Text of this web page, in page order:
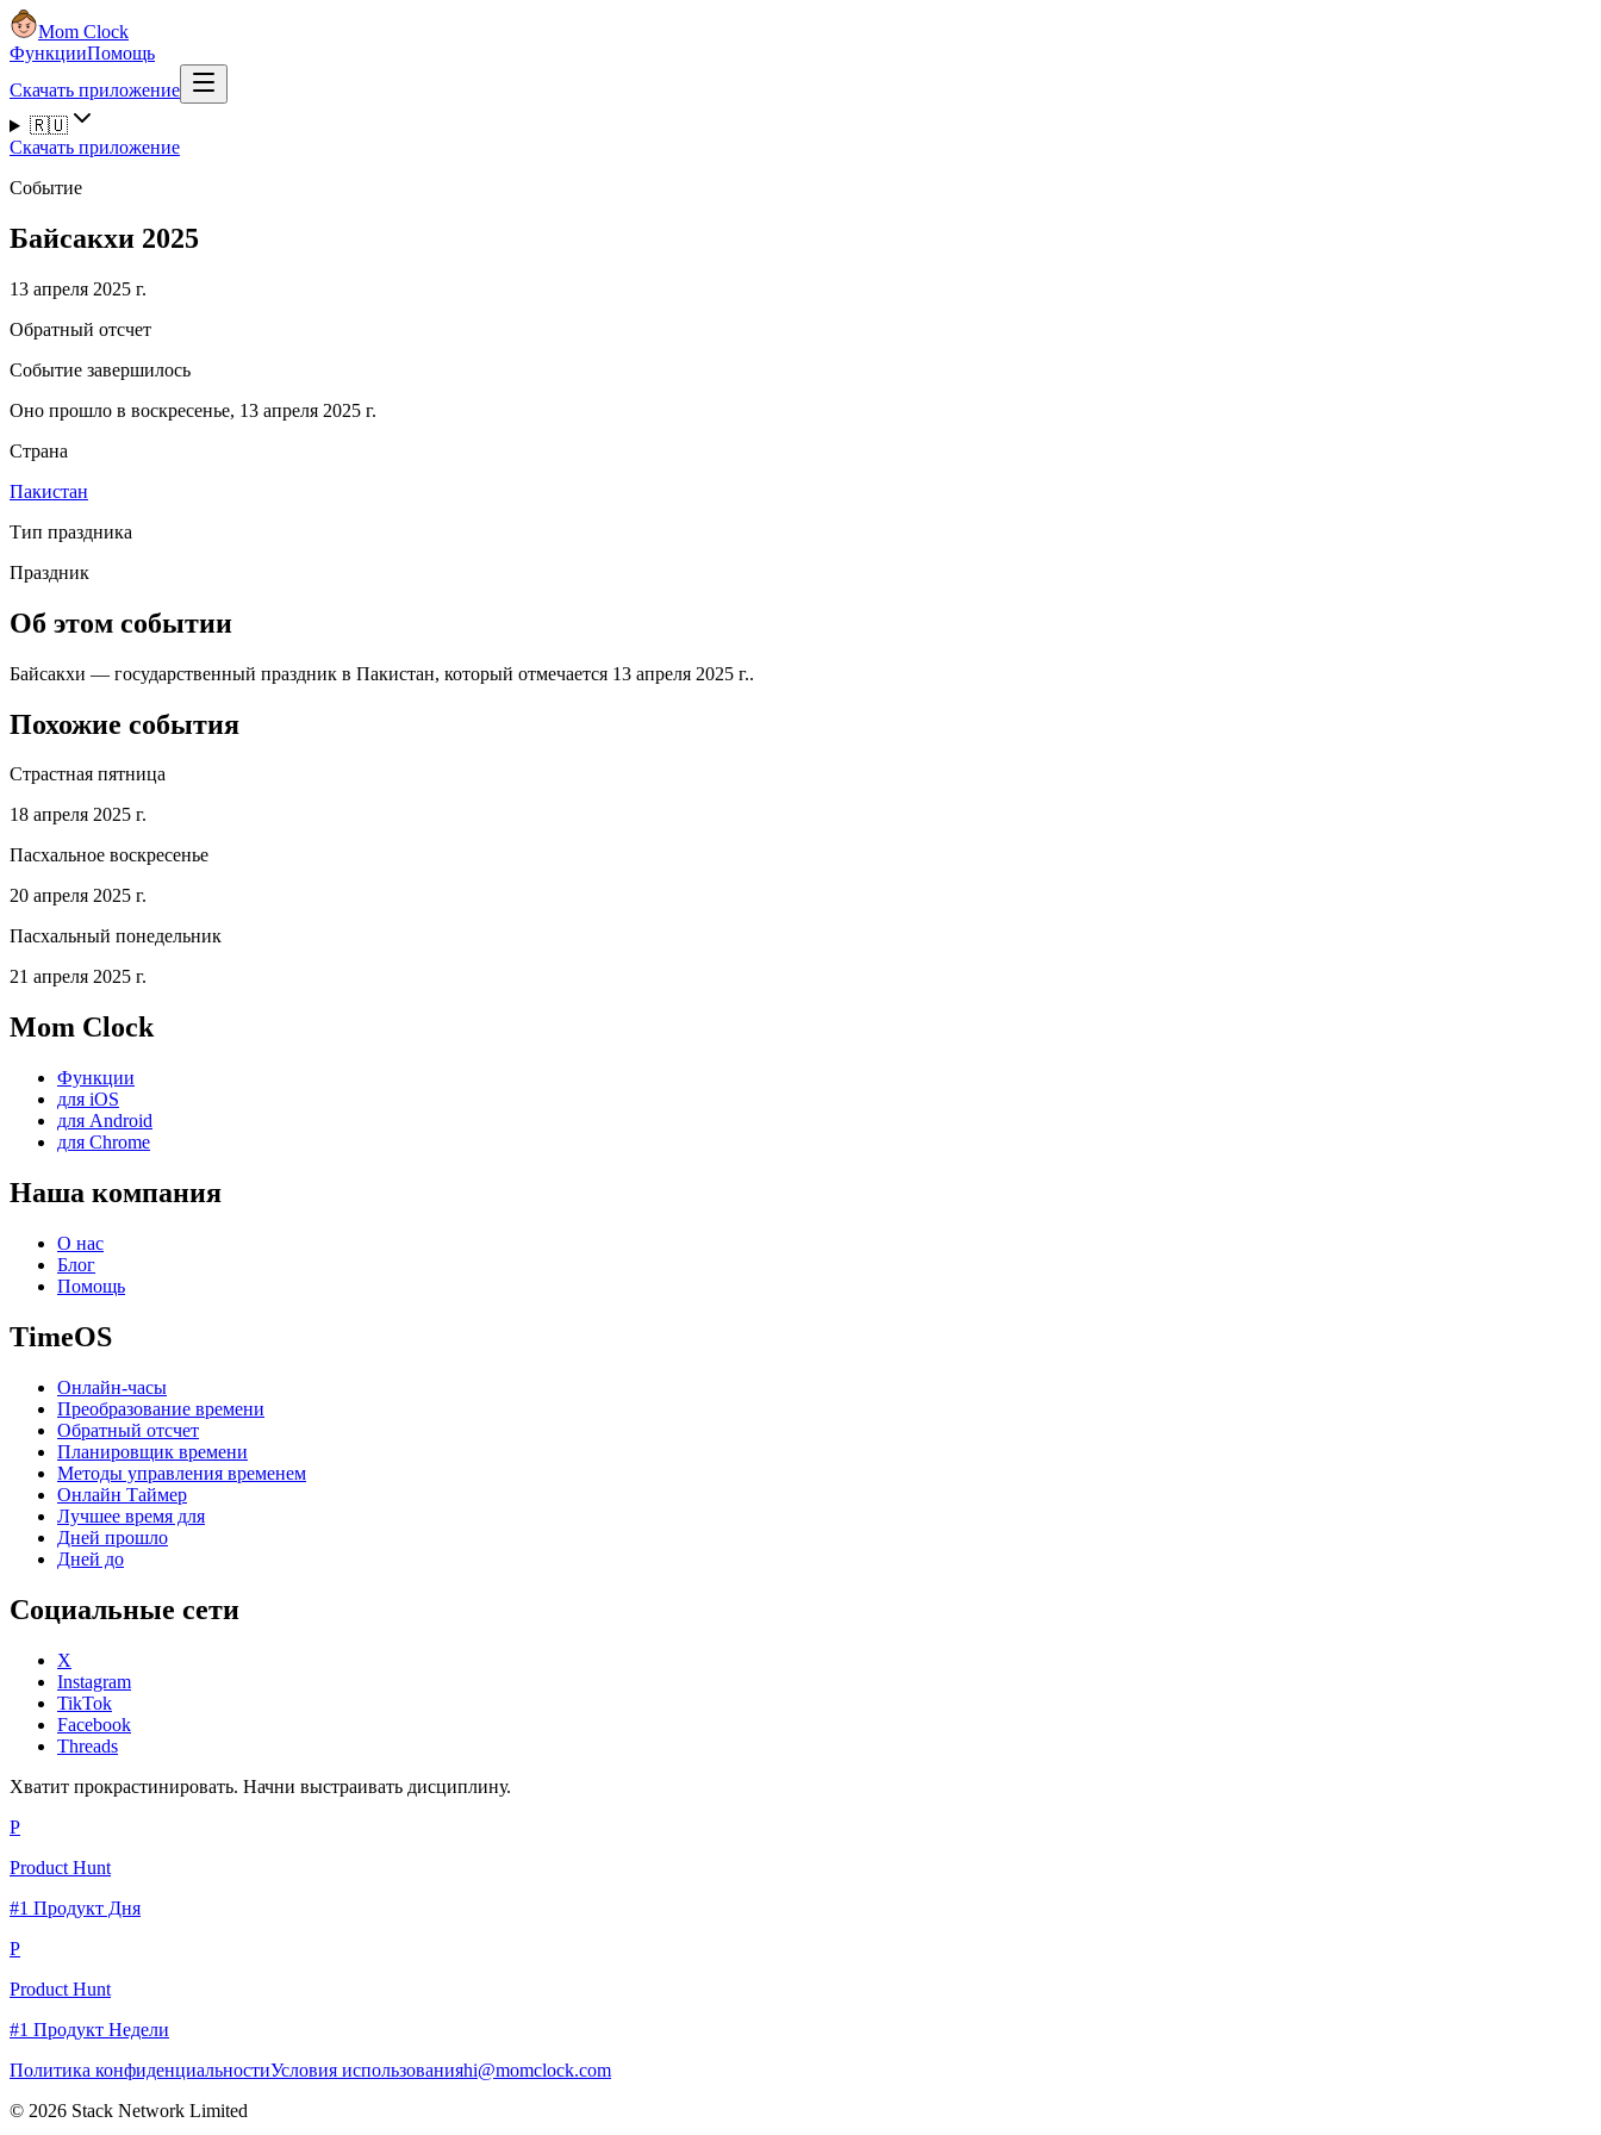
Mom Clock
ФункцииПомощь
Скачать приложение
🇷🇺
Скачать приложение
Событие
Байсакхи 2025
13 апреля 2025 г.
Обратный отсчет
Событие завершилось
Оно прошло в воскресенье, 13 апреля 2025 г.
Страна
Пакистан
Тип праздника
Праздник
Об этом событии
Байсакхи — государственный праздник в Пакистан, который отмечается 13 апреля 2025 г..
Похожие события
Страстная пятница
18 апреля 2025 г.
Пасхальное воскресенье
20 апреля 2025 г.
Пасхальный понедельник
21 апреля 2025 г.
Mom Clock
Функции
для iOS
для Android
для Chrome
Наша компания
О нас
Блог
Помощь
TimeOS
Онлайн-часы
Преобразование времени
Обратный отсчет
Планировщик времени
Методы управления временем
Онлайн Таймер
Лучшее время для
Дней прошло
Дней до
Социальные сети
X
Instagram
TikTok
Facebook
Threads
Хватит прокрастинировать. Начни выстраивать дисциплину.
P
Product Hunt
#1 Продукт Дня
P
Product Hunt
#1 Продукт Недели
Политика конфиденциальностиУсловия использованияhi@momclock.com
© 2026 Stack Network Limited